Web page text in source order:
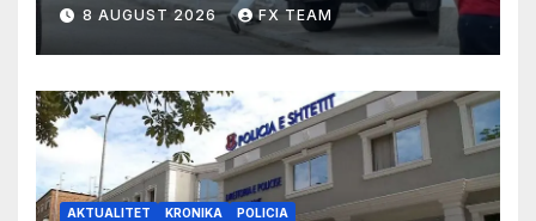
8 AUGUST 2026 FX TEAM
AKTUALITET KRONIKA POLICIA